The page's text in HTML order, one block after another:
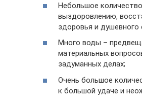
Небольшое
выздоровлению,
здоровья и душевного
Много воды –
материальных
задуманных делах;
Очень большое
к большой удаче и